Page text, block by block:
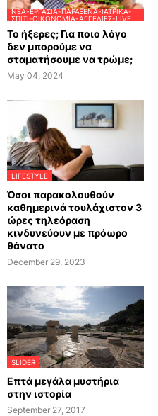
ΝΈΑ-ΕΡΓΑΣΊΑ-ΠΑΡΆΞΕΝΑ-ΙΑΤΡΙΚΆ-
ΣΠΊΤΙ-ΟΙΚΟΝΟΜΊΑ-ΑΓΓΕΛΊΕΣ-LIVE
Το ήξερες; Για ποιο λόγο
δεν μπορούμε να
σταματήσουμε να τρώμε;
May 04, 2024
LIFESTYLE
Όσοι παρακολουθούν
καθημερινά τουλάχιστον 3
ώρες τηλεόραση
κινδυνεύουν με πρόωρο
θάνατο
December 29, 2023
SLIDER
Επτά μεγάλα μυστήρια
στην ιστορία
September 27, 2017